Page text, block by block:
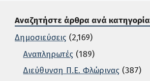
Αναζητήστε άρθρα ανά κατηγορία
Δημοσιεύσεις (2,169)
Αναπληρωτές (189)
Διεύθυνση Π.Ε. Φλώρινας (387)